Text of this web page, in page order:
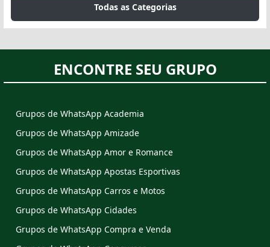
Todas as Categorias
ENCONTRE SEU GRUPO
Grupos de WhatsApp Academia
Grupos de WhatsApp Amizade
Grupos de WhatsApp Amor e Romance
Grupos de WhatsApp Apostas Esportivas
Grupos de WhatsApp Carros e Motos
Grupos de WhatsApp Cidades
Grupos de WhatsApp Compra e Venda